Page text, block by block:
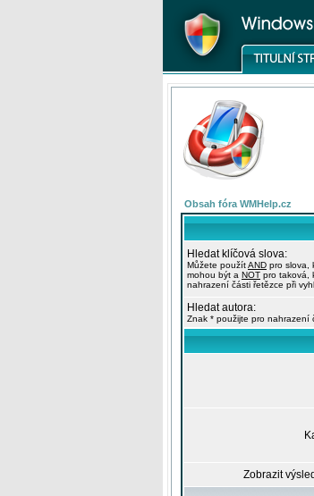
Obsah fóra WMHelp.cz
Hledat klíčová slova:
Můžete použítAND pro slova,
mohou být a NOT pro taková,
nahrazení části řetězce při
Hledat autora:
Znak * použijte pro nahrazení
Zobrazit